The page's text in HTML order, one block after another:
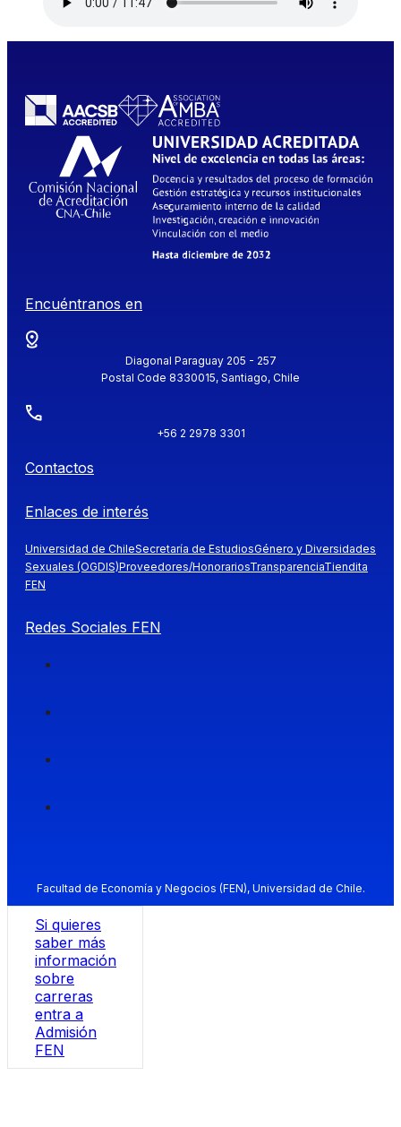
Encuéntranos en
Diagonal Paraguay 205 - 257
Postal Code 8330015, Santiago, Chile
+56 2 2978 3301
Contactos
Enlaces de interés
Universidad de ChileSecretaría de EstudiosGénero y Diversidades
Sexuales (OGDIS)Proveedores/HonorariosTransparenciaTiendita
FEN
Redes Sociales FEN
Facultad de Economía y Negocios (FEN), Universidad de Chile.
Si quieres
saber más
información
sobre
carreras
entra a
Admisión
FEN